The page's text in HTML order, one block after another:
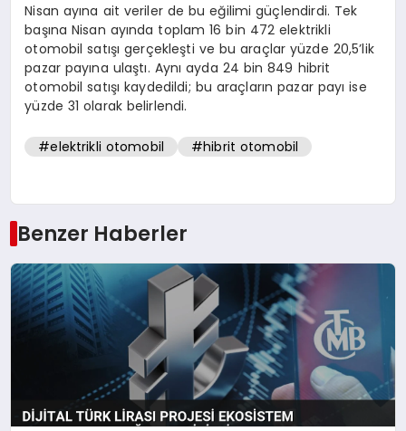
Nisan ayına ait veriler de bu eğilimi güçlendirdi. Tek
başına Nisan ayında toplam 16 bin 472 elektrikli
otomobil satışı gerçekleşti ve bu araçlar yüzde 20,5’lik
pazar payına ulaştı. Aynı ayda 24 bin 849 hibrit
otomobil satışı kaydedildi; bu araçların pazar payı ise
yüzde 31 olarak belirlendi.
#elektrikli otomobil #hibrit otomobil
Benzer Haberler